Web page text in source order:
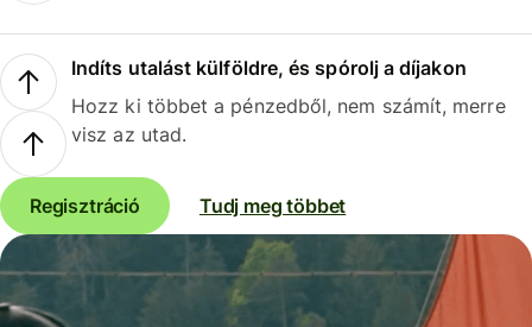
Indíts utalást külföldre, és spórolj a díjakon
Hozz ki többet a pénzedből, nem számít, merre
visz az utad.
Regisztráció Tudj meg többet